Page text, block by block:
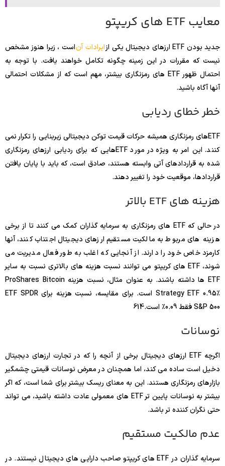
معایب ETF های کریپتو
جدید بودن ETF ارزهای دیجیتال یکی از ایرادات آناست ، زیرا هنوز مشخص
نیست که مقررات در این زمینه چگونه تکامل خواهند یافت. با توجه به
احتمال ظهور ETF های رمزنگاری بیشتر، مهم است که از مشکلات احتمالی
آنها آگاه باشید.
خطر خطای ردیابی
ETFهای رمزنگاری همیشه حرکات قیمت توکن دیجیتالی زیربنایی را تکرار نمی
کنند. این امر به ویژه در مورد ETFهایی که برای ردیابی ارزهای رمزنگاری
شده به قراردادهای آتی وابسته هستند، صادق است، که باید با پایان یافتن
قراردادها، موقعیت خود را تغییر دهند.
هزینه های ETF بالاتر
در حالی که ETF های رمزنگاری به سرمایه گذاران کمک می کنند تا از برخی
هزینه های مربوط به مالکیت مستقیم ارزهای دیجیتال اجتناب کنند، آنها
کارمزد خاص خود را دارند. از آنجایی که اغلب به طور فعال مدیریت می
شوند، ETF های کریپتو می توانند نسبت هزینه های بالاتری نسبت به سایر
ETF ها داشته باشند. به عنوان مثال، نسبت هزینه ProShares Bitcoin
Strategy ETF 0.95٪ است. برای مقایسه، نسبت هزینه برای ETF SPDR
S&P 500 فقط 0.09٪ است.
614
نوسانات
اگرچه ETF ارزهای دیجیتال برخی از آنچه را که در تجارت ارزهای دیجیتال
دخیل است ساده می کند، اما همچنان در معرض نوسانات قیمتی چشمگیر
بازارهای رمزنگاری هستند. این به معنای ریسک بیشتر برای شما است، که اگر
بیشتر به نوسانات پایین تر ETF های معمولی عادت داشته باشید، می تواند
حتی نگران کننده تر باشد.
عدم مالکیت مستقیم
سرمایه گذاران در ETF های کریپتو صاحب دارایی های دیجیتال نیستند. در